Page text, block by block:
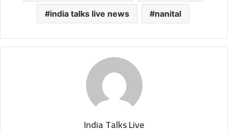
india talks live news nanital
India Talks Live